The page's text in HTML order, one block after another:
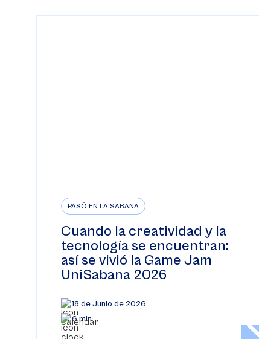
PASÓ EN LA SABANA
Cuando la creatividad y la
tecnología se encuentran:
así se vivió la Game Jam
UniSabana 2026
18 de Junio de 2026
6 min